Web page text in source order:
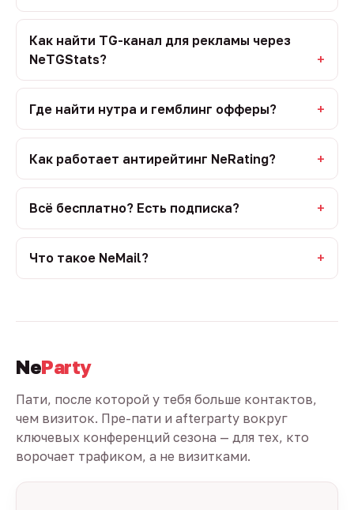
Как найти TG-канал для рекламы через
NeTGStats?
Где найти нутра и гемблинг офферы?
Как работает антирейтинг NeRating?
Всё бесплатно? Есть подписка?
Что такое NeMail?
NeParty
Пати, после которой у тебя больше контактов,
чем визиток. Пре-пати и afterparty вокруг
ключевых конференций сезона — для тех, кто
ворочает трафиком, а не визитками.